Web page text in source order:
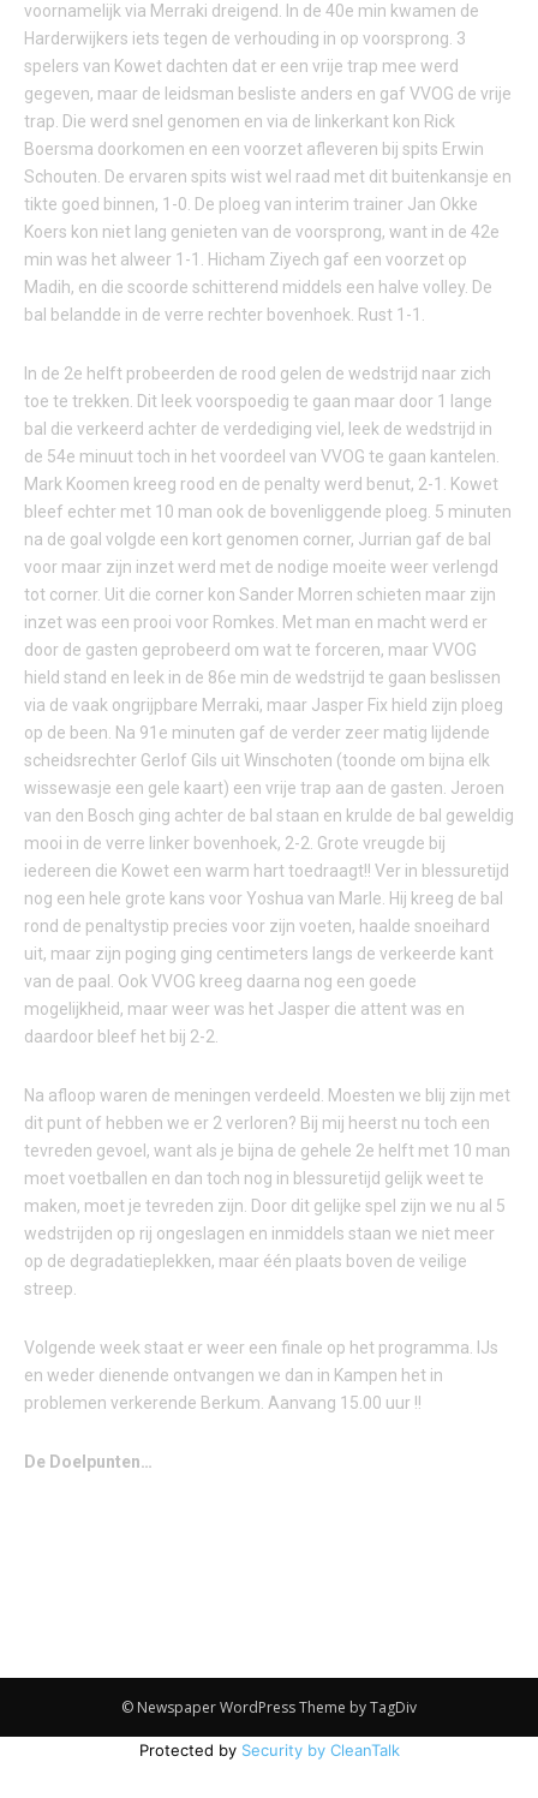
voornamelijk via Merraki dreigend. In de 40e min kwamen de
Harderwijkers iets tegen de verhouding in op voorsprong. 3
spelers van Kowet dachten dat er een vrije trap mee werd
gegeven, maar de leidsman besliste anders en gaf VVOG de vrije
trap. Die werd snel genomen en via de linkerkant kon Rick
Boersma doorkomen en een voorzet afleveren bij spits Erwin
Schouten. De ervaren spits wist wel raad met dit buitenkansje en
tikte goed binnen, 1-0. De ploeg van interim trainer Jan Okke
Koers kon niet lang genieten van de voorsprong, want in de 42e
min was het alweer 1-1. Hicham Ziyech gaf een voorzet op
Madih, en die scoorde schitterend middels een halve volley. De
bal belandde in de verre rechter bovenhoek. Rust 1-1.
In de 2e helft probeerden de rood gelen de wedstrijd naar zich
toe te trekken. Dit leek voorspoedig te gaan maar door 1 lange
bal die verkeerd achter de verdediging viel, leek de wedstrijd in
de 54e minuut toch in het voordeel van VVOG te gaan kantelen.
Mark Koomen kreeg rood en de penalty werd benut, 2-1. Kowet
bleef echter met 10 man ook de bovenliggende ploeg. 5 minuten
na de goal volgde een kort genomen corner, Jurrian gaf de bal
voor maar zijn inzet werd met de nodige moeite weer verlengd
tot corner. Uit die corner kon Sander Morren schieten maar zijn
inzet was een prooi voor Romkes. Met man en macht werd er
door de gasten geprobeerd om wat te forceren, maar VVOG
hield stand en leek in de 86e min de wedstrijd te gaan beslissen
via de vaak ongrijpbare Merraki, maar Jasper Fix hield zijn ploeg
op de been. Na 91e minuten gaf de verder zeer matig lijdende
scheidsrechter Gerlof Gils uit Winschoten (toonde om bijna elk
wissewasje een gele kaart) een vrije trap aan de gasten. Jeroen
van den Bosch ging achter de bal staan en krulde de bal geweldig
mooi in de verre linker bovenhoek, 2-2. Grote vreugde bij
iedereen die Kowet een warm hart toedraagt!! Ver in blessuretijd
nog een hele grote kans voor Yoshua van Marle. Hij kreeg de bal
rond de penaltystip precies voor zijn voeten, haalde snoeihard
uit, maar zijn poging ging centimeters langs de verkeerde kant
van de paal. Ook VVOG kreeg daarna nog een goede
mogelijkheid, maar weer was het Jasper die attent was en
daardoor bleef het bij 2-2.
Na afloop waren de meningen verdeeld. Moesten we blij zijn met
dit punt of hebben we er 2 verloren? Bij mij heerst nu toch een
tevreden gevoel, want als je bijna de gehele 2e helft met 10 man
moet voetballen en dan toch nog in blessuretijd gelijk weet te
maken, moet je tevreden zijn. Door dit gelijke spel zijn we nu al 5
wedstrijden op rij ongeslagen en inmiddels staan we niet meer
op de degradatieplekken, maar één plaats boven de veilige
streep.
Volgende week staat er weer een finale op het programma. IJs
en weder dienende ontvangen we dan in Kampen het in
problemen verkerende Berkum. Aanvang 15.00 uur !!
De Doelpunten…
© Newspaper WordPress Theme by TagDiv
Protected by Security by CleanTalk